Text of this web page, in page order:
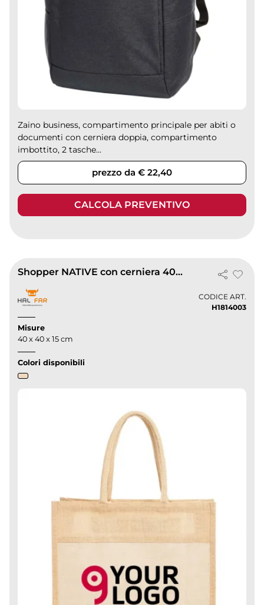
Zaino business, compartimento principale per abiti o
documenti con cerniera doppia, compartimento
imbottito, 2 tasche...
prezzo da € 22,40
CALCOLA PREVENTIVO
Shopper NATIVE con cerniera 40x40 cm 22L beige leggera e capiente
CODICE ART.
H1814003
Misure
40 x 40 x 15 cm
Colori disponibili